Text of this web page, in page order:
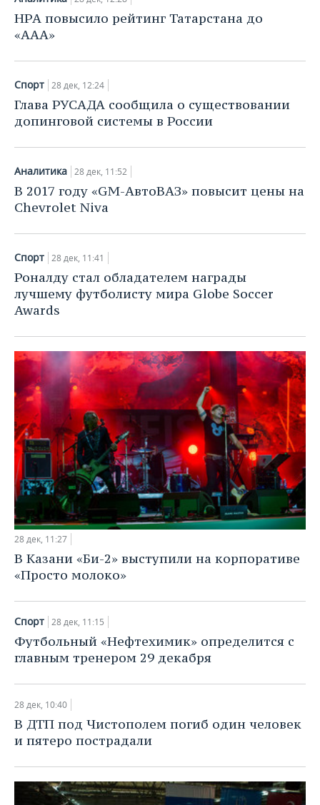
НРА повысило рейтинг Татарстана до
«ААA»
Спорт 28 дек, 12:24
Глава РУСАДА сообщила о существовании
допинговой системы в России
Аналитика 28 дек, 11:52
В 2017 году «GM-АвтоВАЗ» повысит цены на
Chevrolet Niva
Спорт 28 дек, 11:41
Роналду стал обладателем награды
лучшему футболисту мира Globe Soccer
Awards
28 дек, 11:27
В Казани «Би-2» выступили на корпоративе
«Просто молоко»
Спорт 28 дек, 11:15
Футбольный «Нефтехимик» определится с
главным тренером 29 декабря
28 дек, 10:40
В ДТП под Чистополем погиб один человек
и пятеро пострадали